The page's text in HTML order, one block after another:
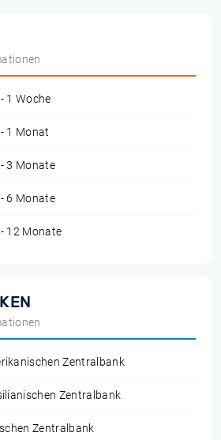
1 Woche
1 Monat
3 Monate
6 Monate
12 Monate
Zentralbank
Zentralbank
Zentralbank